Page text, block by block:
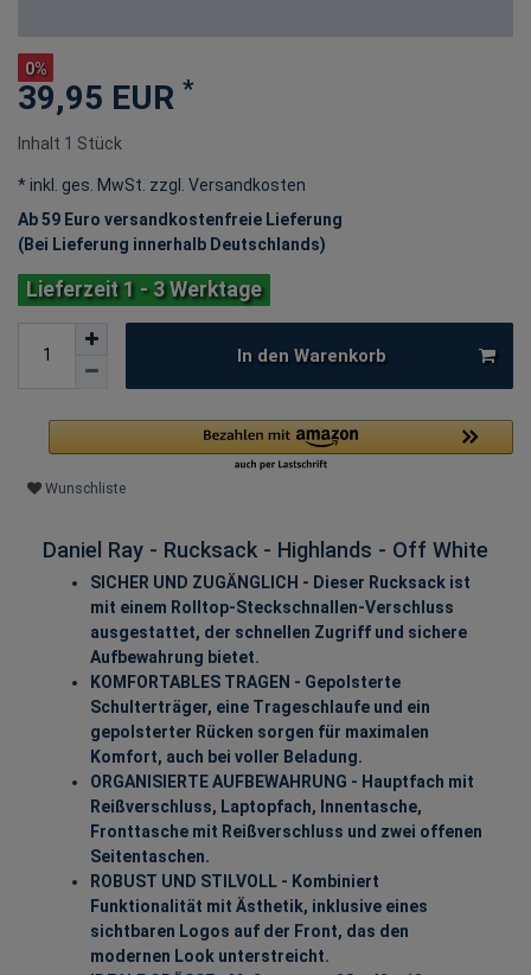
0%
39,95 EUR *
Inhalt 1 Stück
* inkl. ges. MwSt. zzgl.
Versandkosten
Ab 59 Euro versandkostenfreie Lieferung
(Bei Lieferung innerhalb Deutschlands)
Lieferzeit 1 - 3 Werktage
In den Warenkorb
Wunschliste
Daniel Ray - Rucksack - Highlands - Off White
SICHER UND ZUGÄNGLICH - Dieser Rucksack ist
mit einem Rolltop-Steckschnallen-Verschluss
ausgestattet, der schnellen Zugriff und sichere
Aufbewahrung bietet.
KOMFORTABLES TRAGEN - Gepolsterte
Schulterträger, eine Trageschlaufe und ein
gepolsterter Rücken sorgen für maximalen
Komfort, auch bei voller Beladung.
ORGANISIERTE AUFBEWAHRUNG - Hauptfach mit
Reißverschluss, Laptopfach, Innentasche,
Fronttasche mit Reißverschluss und zwei offenen
Seitentaschen.
ROBUST UND STILVOLL - Kombiniert
Funktionalität mit Ästhetik, inklusive eines
sichtbaren Logos auf der Front, das den
modernen Look unterstreicht.